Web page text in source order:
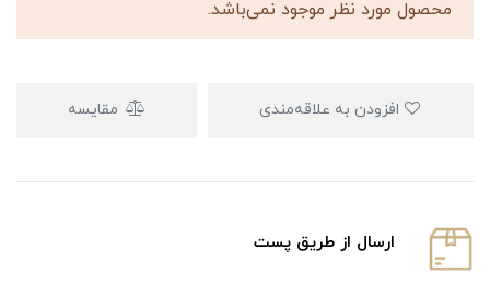
محصول مورد نظر موجود نمی‌باشد.
مقایسه
ارسال از طریق پست